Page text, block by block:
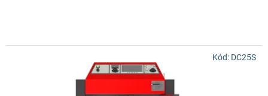
Garantujeme najnižšiu cenu! Predložte konkurenčnú ponuku a
Kód: DC25S